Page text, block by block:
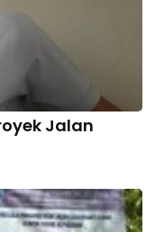
Jalan